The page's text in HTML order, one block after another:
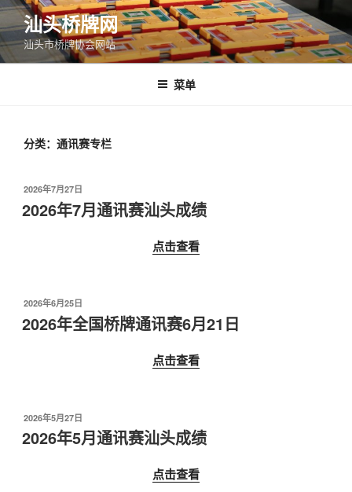
跳
至
内
容
汕头桥牌网
汕头市桥牌协会网站
菜单
分类：通讯赛专栏
发
布
于
2026年7月27日
2026年7月通讯赛汕头成绩
点击查看
发
布
于
2026年6月25日
2026年全国桥牌通讯赛6月21日
点击查看
发
布
于
2026年5月27日
2026年5月通讯赛汕头成绩
点击查看